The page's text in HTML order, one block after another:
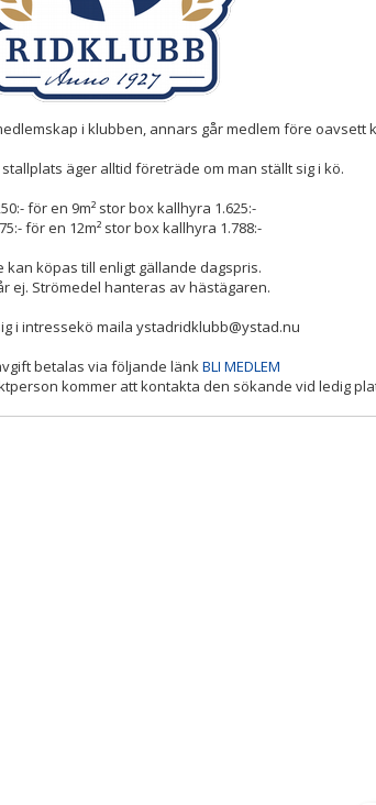
i klubben, annars går medlem före oavsett
äger alltid företräde om man ställt sig i kö.
för en 9m² stor box kallhyra 1.625:-
för en 12m² stor box kallhyra 1.788:-
kan köpas till enligt gällande dagspris.
ej. Strömedel hanteras av hästägaren.
i intressekö maila ystadridklubb@ystad.nu
betalas via följande länkBLI MEDLEM
kommer att kontakta den sökande vid ledig